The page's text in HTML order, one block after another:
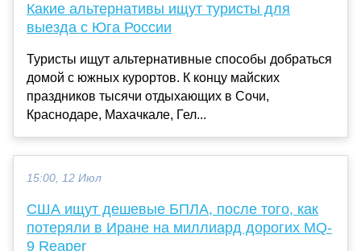
Какие альтернативы ищут туристы для
выезда с Юга России
Туристы ищут альтернативные способы добраться
домой с южных курортов. К концу майских
праздников тысячи отдыхающих в Сочи,
Краснодаре, Махачкале, Гел...
15:00, 12 Июл
США ищут дешевые БПЛА, после того, как
потеряли в Иране на миллиард дорогих MQ-
9 Reaper